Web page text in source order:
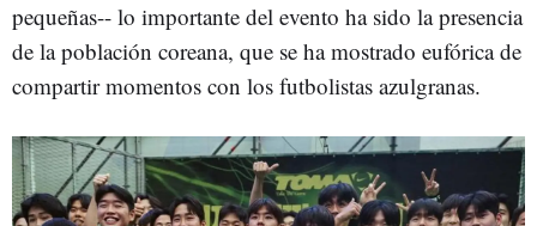
pequeñas-- lo importante del evento ha sido la presencia
de la población coreana, que se ha mostrado eufórica de
compartir momentos con los futbolistas azulgranas.